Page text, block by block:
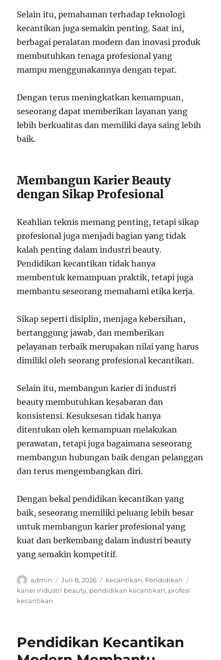
Selain itu, pemahaman terhadap teknologi
kecantikan juga semakin penting. Saat ini,
berbagai peralatan modern dan inovasi produk
membutuhkan tenaga profesional yang
mampu menggunakannya dengan tepat.
Dengan terus meningkatkan kemampuan,
seseorang dapat memberikan layanan yang
lebih berkualitas dan memiliki daya saing lebih
baik.
Membangun Karier Beauty
dengan Sikap Profesional
Keahlian teknis memang penting, tetapi sikap
profesional juga menjadi bagian yang tidak
kalah penting dalam industri beauty.
Pendidikan kecantikan tidak hanya
membentuk kemampuan praktik, tetapi juga
membantu seseorang memahami etika kerja.
Sikap seperti disiplin, menjaga kebersihan,
bertanggung jawab, dan memberikan
pelayanan terbaik merupakan nilai yang harus
dimiliki oleh seorang profesional kecantikan.
Selain itu, membangun karier di industri
beauty membutuhkan kesabaran dan
konsistensi. Kesuksesan tidak hanya
ditentukan oleh kemampuan melakukan
perawatan, tetapi juga bagaimana seseorang
membangun hubungan baik dengan pelanggan
dan terus mengembangkan diri.
Dengan bekal pendidikan kecantikan yang
baik, seseorang memiliki peluang lebih besar
untuk membangun karier profesional yang
kuat dan berkembang dalam industri beauty
yang semakin kompetitif.
Author
admin
Posted
on
Juli 8, 2026 Categories
kecantikan, Pendidikan
karier industri beauty, pendidikan kecantikan, profesi
kecantikan
Pendidikan Kecantikan